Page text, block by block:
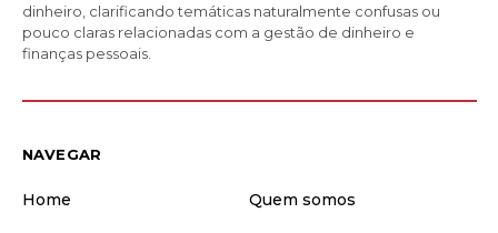
dinheiro, clarificando temáticas naturalmente confusas ou
pouco claras relacionadas com a gestão de dinheiro e
finanças pessoais.
NAVEGAR
Home Quem somos